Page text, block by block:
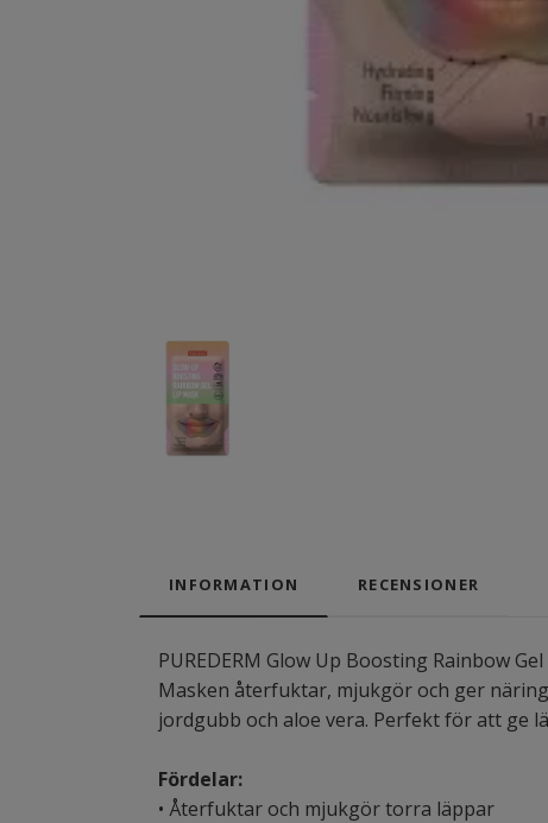
INFORMATION RECENSIONER
PUREDERM Glow Up Boosting Rainbow
Masken återfuktar, mjukgör och ger
jordgubb och aloe vera. Perfekt för att ge
Fördelar:
• Återfuktar och mjukgör torra läppar